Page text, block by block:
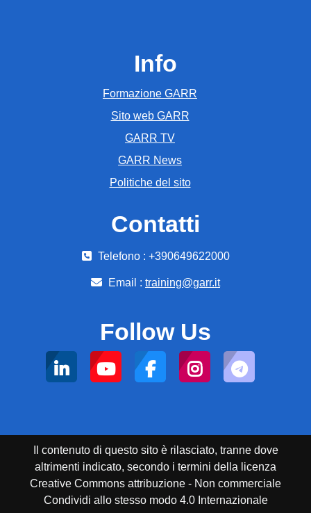
Info
Formazione GARR
Sito web GARR
GARR TV
GARR News
Politiche del sito
Contatti
Telefono : +390649622000
Email : training@garr.it
Follow Us
Il contenuto di questo sito è rilasciato, tranne dove
altrimenti indicato, secondo i termini della licenza
Creative Commons attribuzione - Non commerciale
Condividi allo stesso modo 4.0 Internazionale